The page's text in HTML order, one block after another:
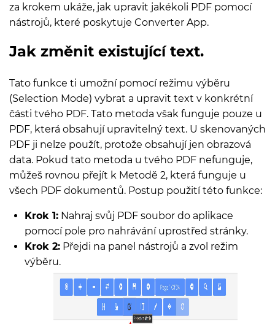
za krokem ukáže, jak upravit jakékoli PDF pomocí
nástrojů, které poskytuje Converter App.
Jak změnit existující text.
Tato funkce ti umožní pomocí režimu výběru
(Selection Mode) vybrat a upravit text v konkrétní
části tvého PDF. Tato metoda však funguje pouze u
PDF, která obsahují upravitelný text. U skenovaných
PDF ji nelze použít, protože obsahují jen obrazová
data. Pokud tato metoda u tvého PDF nefunguje,
můžeš rovnou přejít k Metodě 2, která funguje u
všech PDF dokumentů. Postup použití této funkce:
Krok 1: Nahraj svůj PDF soubor do aplikace
pomocí pole pro nahrávání uprostřed stránky.
Krok 2: Přejdi na panel nástrojů a zvol režim
výběru.